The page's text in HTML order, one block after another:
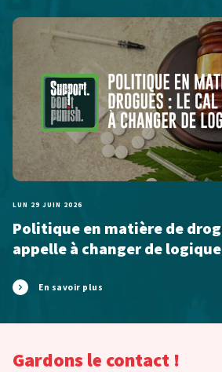
LUN 29 JUIN 2026
Politique en matière de
appelle à changer de logique
En savoir plus
Gardons le contact !